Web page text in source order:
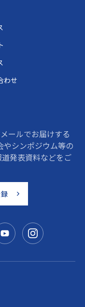
わせ
ールでお届けする
やシンポジウム等の
発表資料などをご